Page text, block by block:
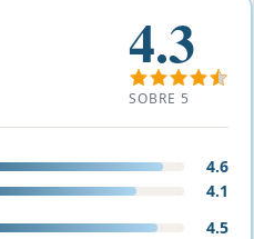
4.3
SOBRE 5
4.6
4.1
4.5